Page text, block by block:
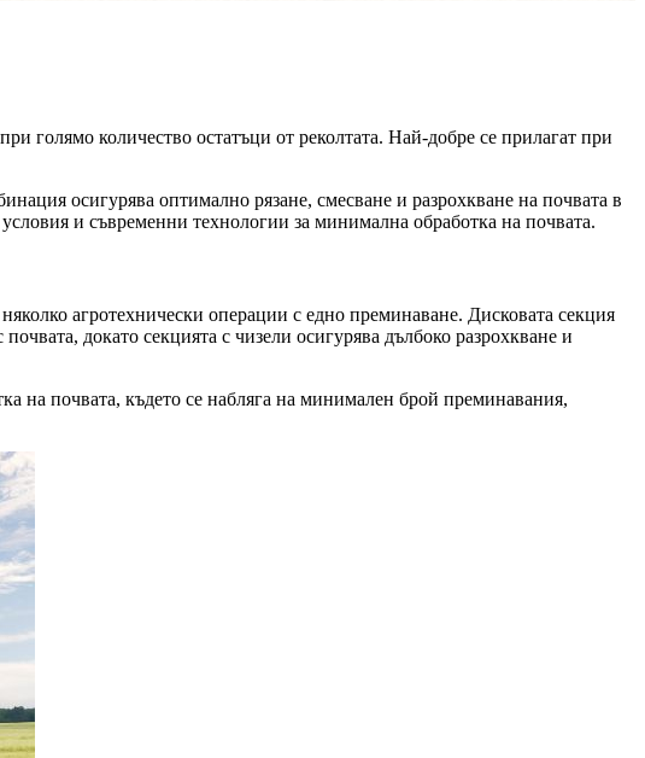
голямо количество остатъци от реколтата. Най-добре се прилагат при
осигурява оптимално рязане, смесване и разрохкване на почвата в
и съвременни технологии за минимална обработка на почвата.
агротехнически операции с едно преминаване. Дисковата секция
докато секцията с чизели осигурява дълбоко разрохкване и
на почвата, където се набляга на минимален брой преминавания,